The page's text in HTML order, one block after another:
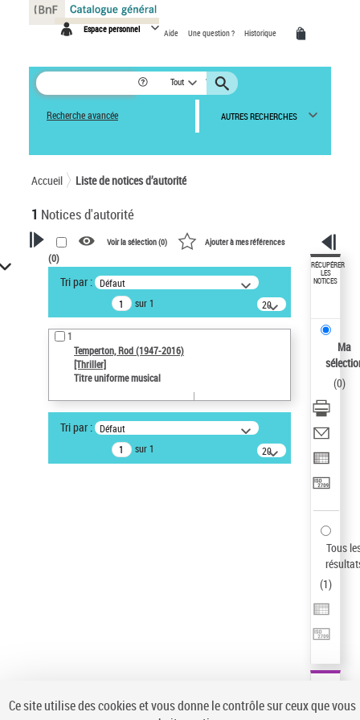
Espace personnel Aide Une question ? Historique
Tout
Recherche avancée AUTRES RECHERCHES
Accueil Liste de notices d’autorité
1 Notices d'autorité
VOTRE RECHERCHE
Recherche avancée dans les
notices d’autorité
Œuvres liées à l'auteur :
Temperton, Rod (1947-2016)
Statut de la notice d’autorité
Notice élémentaire
Type de notice d'autorité
Voir la sélection (0) Ajouter à mes références
(0)
Tri par : Défaut
sur 1
20
résultats/page
1
Temperton, Rod (1947-2016)
[Thriller]
Titre uniforme musical
Tri par : Défaut
sur 1
20
résultats/page
RÉCUPÉRER
LES
NOTICES
Ma
(0)
Tous
(1)
Panneau de gestion des cookies
Ce site utilise des cookies et vous donne le contrôle sur ceux que vous